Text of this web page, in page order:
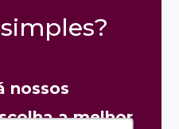
nossos
a melhor